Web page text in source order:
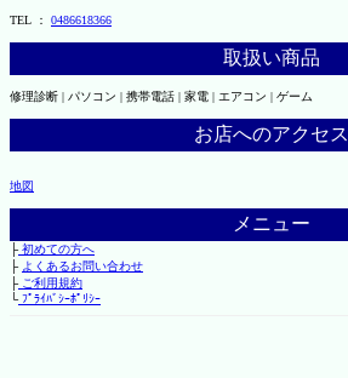
TEL ： 0486618366
取扱い商品
修理診断 | パソコン | 携帯電話 | 家電 | エアコン | ゲーム
お店へのアクセス
地図
メニュー
├初めての方へ
├ よくあるお問い合わせ
├ご利用規約
└ﾌﾟﾗｲﾊﾞｼｰﾎﾟﾘｼｰ